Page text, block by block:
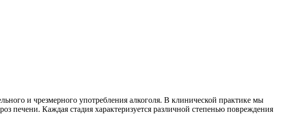
и чрезмерного употребления алкоголя. В клинической практике мы
печени. Каждая стадия характеризуется различной степенью повреждения